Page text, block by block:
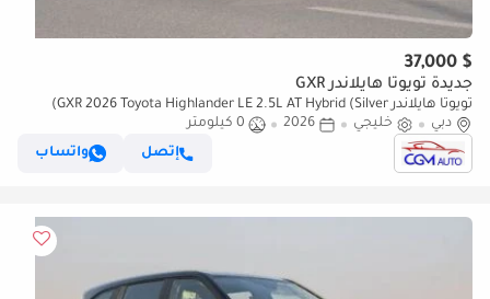
$ 37,000
جديدة تويوتا هايلاندر GXR
تويوتا هايلاندر GXR 2026 Toyota Highlander LE 2.5L AT Hybrid (Silver)
دبي
خليجي 2026
0 كيلومتر
إتصل
واتساب